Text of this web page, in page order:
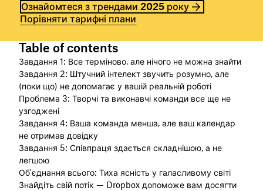
Ознайомтеся з трендами 2025 року
Порівняти тарифні плани
Table of contents
Завдання 1: Все терміново, але нічого не можна знайти
Завдання 2: Штучний інтелект звучить розумно, але
(поки що) не допомагає у вашій реальній роботі
Проблема 3: Творчі та виконавчі команди все ще не
узгоджені
Завдання 4: Ваша команда менша, але ваш календар
не отримав довідку
Завдання 5: Співпраця здається складнішою, а не
легшою
Об'єднання всього: Тиха ясність у галасливому світі
Знайдіть свій потік — Dropbox допоможе вам досягти